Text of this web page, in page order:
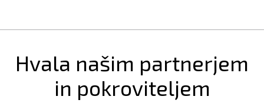
Hvala našim partnerjem
in pokroviteljem